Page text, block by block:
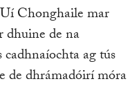
Chonghaile mar
dhuine de na
ag tús
de dhrámadóirí móra